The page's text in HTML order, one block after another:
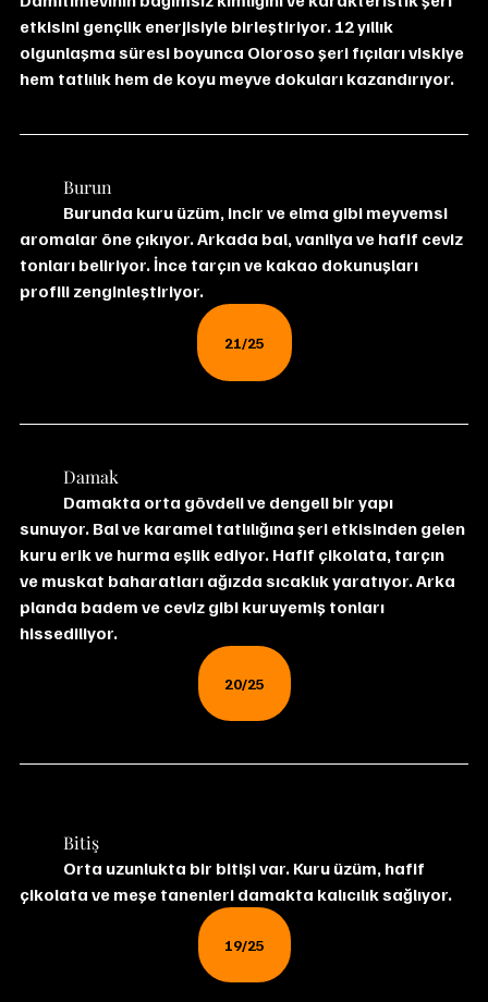
etkisini gençlik enerjisiyle birleştiriyor. 12 yıllık
olgunlaşma süresi boyunca Oloroso şeri fıçıları viskiye
hem tatlılık hem de koyu meyve dokuları kazandırıyor.
	Burun
aromalar öne çıkıyor. Arkada bal, vanilya ve hafif ceviz
tonları beliriyor. İnce tarçın ve kakao dokunuşları
profili zenginleştiriyor.
21/25
	Damak
sunuyor. Bal ve karamel tatlılığına şeri etkisinden gelen
kuru erik ve hurma eşlik ediyor. Hafif çikolata, tarçın
ve muskat baharatları ağızda sıcaklık yaratıyor. Arka
planda badem ve ceviz gibi kuruyemiş tonları
hissediliyor.
20/25
	Bitiş
çikolata ve meşe tanenleri damakta kalıcılık sağlıyor.
19/25